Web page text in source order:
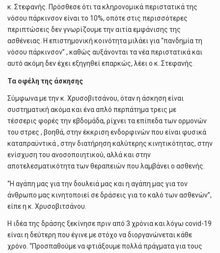
κ. Στεφανής. Πρόσθεσε ότι τα κληρονομικά περιστατικά της
νόσου πάρκινσον είναι το 10%, οπότε στις περισσότερες
περιπτώσεις δεν γνωρίζουμε την αιτία εμφάνισης της
ασθένειας. Η επιστημονική κοινότητα μιλάει για “πανδημία τη
νόσου πάρκινσον” , καθώς αυξάνονται τα νέα περιστατικά και
αυτό ακόμη δεν έχει εξηγηθεί επαρκώς, λέει ο κ. Στεφανής.
Τα οφέλη της άσκησης
Σύμφωνα με την κ. Χρυσοβιτσάνου, όταν η άσκηση είναι
συστηματική ακόμα και ένα απλό περπάτημα τρεις με
τέσσερις φορές την εβδομάδα, ρίχνει τα επίπεδα των ορμονών
του στρες , βοηθά, στην έκκριση ενδορφινών που είναι φυσικά
καταπραϋντικά , στην διατήρηση καλύτερης κινητικότητας, στην
ενίσχυση του ανοσοποιητικού, αλλά και στην
αποτελεσματικότητα των θεραπειών που λαμβάνει ο ασθενής.
“Η αγάπη μας για την δουλειά μας και η αγάπη μας για τον
άνθρωπο μας κινητοποιεί σε δράσεις για το καλό των ασθενών”,
είπε η κ. Χρυσοβιτσάνου.
Η ιδέα της δράσης ξεκίνησε πριν από 3 χρόνια και λόγω covid-19
είναι η δεύτερη που έγινε με στόχο να διοργανώνεται κάθε
χρόνο. “Προσπαθούμε να φτιάξουμε πολλά πράγματα για τους